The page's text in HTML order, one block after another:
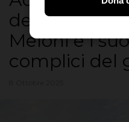
denuncia
Meloni e i
complici del